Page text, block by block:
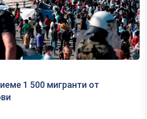
1 500 мигранти от